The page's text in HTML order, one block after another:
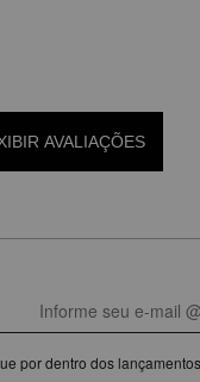
AVALIAÇÕES
por dentro dos